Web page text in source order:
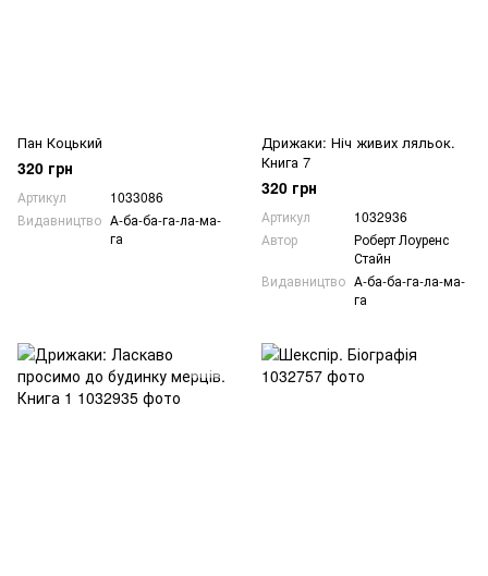
Пан Коцький
320 грн
Артикул
1033086
Видавництво А-ба-ба-га-ла-ма-
га
Дрижаки: Ніч живих ляльок.
Книга 7
320 грн
Артикул
1032936
Автор
Роберт Лоуренс
Стайн
Видавництво А-ба-ба-га-ла-ма-
га